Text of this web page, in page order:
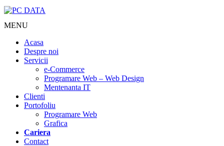
MENU
Acasa
Despre noi
Servicii
e-Commerce
Programare Web – Web Design
Mentenanta IT
Clienti
Portofoliu
Programare Web
Grafica
Cariera
Contact